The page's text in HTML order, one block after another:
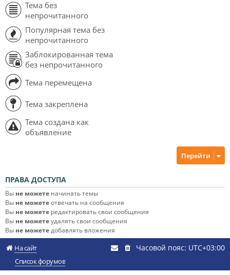
Тема без
непрочитанного
Популярная тема без
непрочитанного
Заблокированная тема
без непрочитанного
Тема перемещена
Тема закреплена
Тема создана как
объявление
Перейти
ПРАВА ДОСТУПА
Вы не можете начинать темы
Вы не можетеотвечать на сообщения
Вы не можете редактировать свои сообщения
Вы не можетеудалять свои сообщения
Вы не можетедобавлять вложения
На сайт
Список форумов
Часовой пояс: UTC+03:00